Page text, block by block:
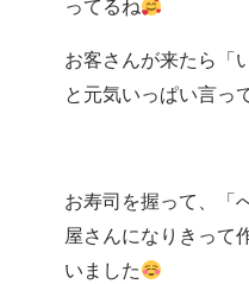
ってるね
お客さんが来たら「
と元気いっぱい言っ
お寿司を握って、「
屋さんになりきって
いました